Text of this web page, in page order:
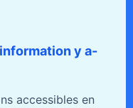
y a-
accessibles en